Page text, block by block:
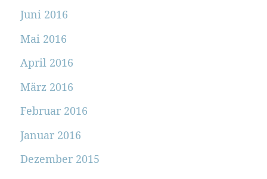
Juni 2016
Mai 2016
April 2016
März 2016
Februar 2016
Januar 2016
Dezember 2015